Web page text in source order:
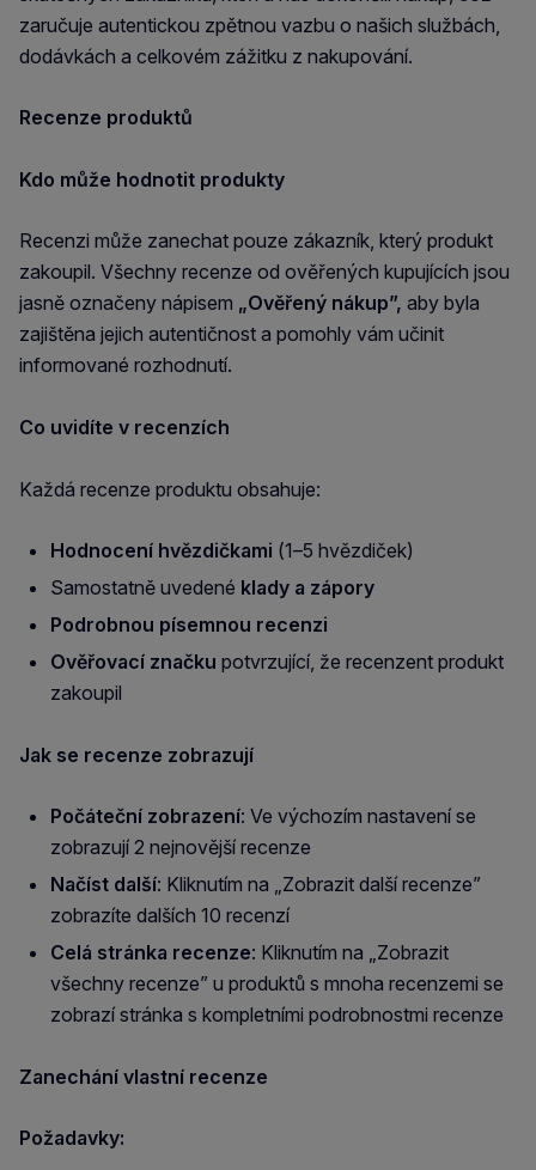
zaručuje autentickou zpětnou vazbu o našich službách,
dodávkách a celkovém zážitku z nakupování.
Recenze produktů
Kdo může hodnotit produkty
Recenzi může zanechat pouze zákazník, který produkt
zakoupil. Všechny recenze od ověřených kupujících jsou
jasně označeny nápisem „Ověřený nákup”, aby byla
zajištěna jejich autentičnost a pomohly vám učinit
informované rozhodnutí.
Co uvidíte v recenzích
Každá recenze produktu obsahuje:
Hodnocení hvězdičkami (1–5 hvězdiček)
Samostatně uvedené klady a zápory
Podrobnou písemnou recenzi
Ověřovací značku potvrzující, že recenzent produkt
zakoupil
Jak se recenze zobrazují
Počáteční zobrazení: Ve výchozím nastavení se
zobrazují 2 nejnovější recenze
Načíst další: Kliknutím na „Zobrazit další recenze”
zobrazíte dalších 10 recenzí
Celá stránka recenze: Kliknutím na „Zobrazit
všechny recenze” u produktů s mnoha recenzemi se
zobrazí stránka s kompletními podrobnostmi recenze
Zanechání vlastní recenze
Požadavky: